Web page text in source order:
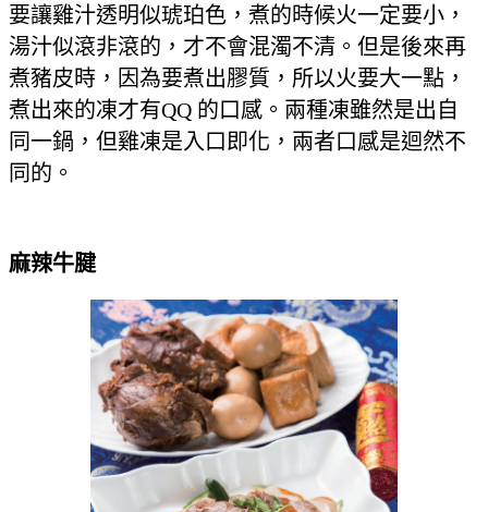
要讓雞汁透明似琥珀色，煮的時候火一定要小，
湯汁似滾非滾的，才不會混濁不清。但是後來再
煮豬皮時，因為要煮出膠質，所以火要大一點，
煮出來的凍才有QQ 的口感。兩種凍雖然是出自
同一鍋，但雞凍是入口即化，兩者口感是迴然不
同的。
麻辣牛腱